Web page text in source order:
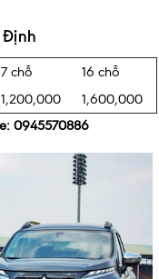
Định
7 chỗ
16 chỗ
1,200,000
1,600,000
0945570886